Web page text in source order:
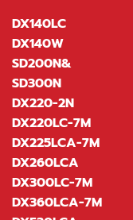
DX140LC
DX140W
SD200N&
SD300N
DX220-2N
DX220LC-7M
DX225LCA-7M
DX260LCA
DX300LC-7M
DX360LCA-7M